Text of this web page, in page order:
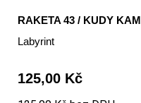
RAKETA 43 / KUDY KAM
Labyrint
125,00 Kč